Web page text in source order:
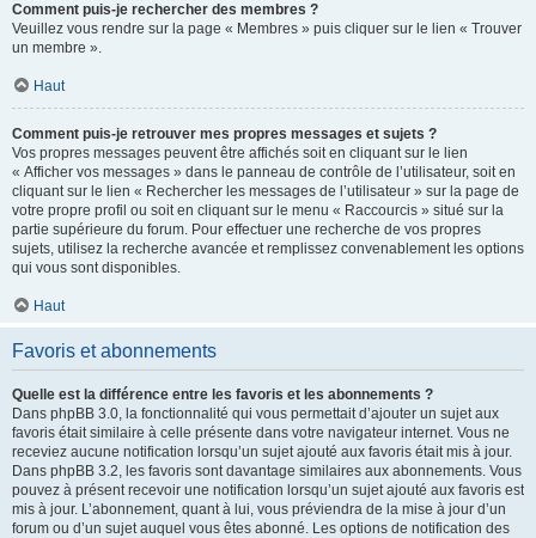
Comment puis-je rechercher des membres ?
Veuillez vous rendre sur la page « Membres » puis cliquer sur le lien « Trouver
un membre ».
Haut
Comment puis-je retrouver mes propres messages et sujets ?
Vos propres messages peuvent être affichés soit en cliquant sur le lien
« Afficher vos messages » dans le panneau de contrôle de l’utilisateur, soit en
cliquant sur le lien « Rechercher les messages de l’utilisateur » sur la page de
votre propre profil ou soit en cliquant sur le menu « Raccourcis » situé sur la
partie supérieure du forum. Pour effectuer une recherche de vos propres
sujets, utilisez la recherche avancée et remplissez convenablement les options
qui vous sont disponibles.
Haut
Favoris et abonnements
Quelle est la différence entre les favoris et les abonnements ?
Dans phpBB 3.0, la fonctionnalité qui vous permettait d’ajouter un sujet aux
favoris était similaire à celle présente dans votre navigateur internet. Vous ne
receviez aucune notification lorsqu’un sujet ajouté aux favoris était mis à jour.
Dans phpBB 3.2, les favoris sont davantage similaires aux abonnements. Vous
pouvez à présent recevoir une notification lorsqu’un sujet ajouté aux favoris est
mis à jour. L’abonnement, quant à lui, vous préviendra de la mise à jour d’un
forum ou d’un sujet auquel vous êtes abonné. Les options de notification des